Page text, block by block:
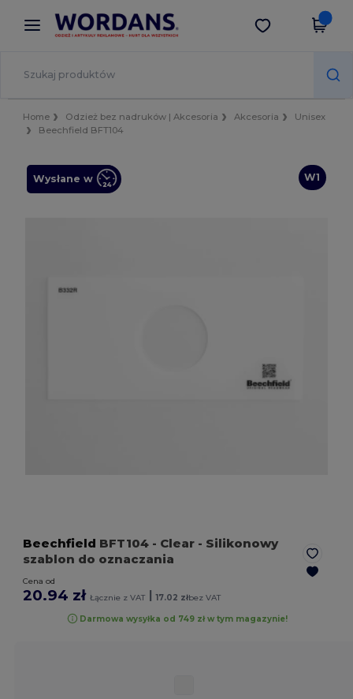
× Aplikacja Wordans
Lepsze ceny w aplikacji!
Pobierz app
Home Odzież bez nadruków | Akcesoria Akcesoria
Unisex
Beechfield BFT104
W1
Wysłane w
Beechfield BFT104 - Clear - Silikonowy
szablon do oznaczania
Cena od
20.94 zł Łącznie z VAT | 17.02 złbez VAT
Darmowa wysyłka od 749 zł w tym magazynie!